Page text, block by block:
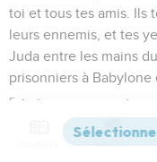
toi et tous tes amis. Ils
leurs ennemis, et tes
Juda entre les mains
prisonniers à Babylone
5
Je livrerai toutes les
a mis en réserve, tout
trésors des rois de
Versions